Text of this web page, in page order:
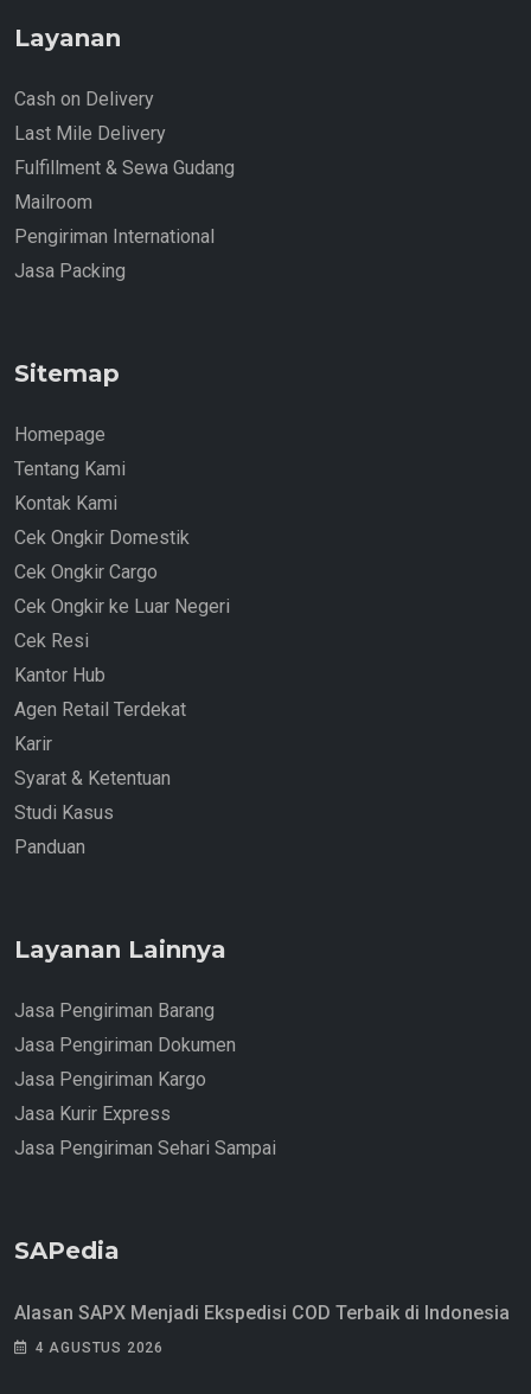
Layanan
Cash on Delivery
Last Mile Delivery
Fulfillment & Sewa Gudang
Mailroom
Pengiriman International
Jasa Packing
Sitemap
Homepage
Tentang Kami
Kontak Kami
Cek Ongkir Domestik
Cek Ongkir Cargo
Cek Ongkir ke Luar Negeri
Cek Resi
Kantor Hub
Agen Retail Terdekat
Karir
Syarat & Ketentuan
Studi Kasus
Panduan
Layanan Lainnya
Jasa Pengiriman Barang
Jasa Pengiriman Dokumen
Jasa Pengiriman Kargo
Jasa Kurir Express
Jasa Pengiriman Sehari Sampai
SAPedia
Alasan SAPX Menjadi Ekspedisi COD Terbaik di Indonesia
4 AGUSTUS 2026